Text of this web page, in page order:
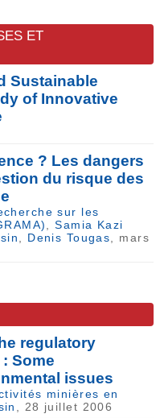
ET
Sustainable
of Innovative
? Les dangers
du risque des
sur les
,Samia Kazi
Denis Tougas , mars
regulatory
Some
issues
minières en
, 28 juillet 2006